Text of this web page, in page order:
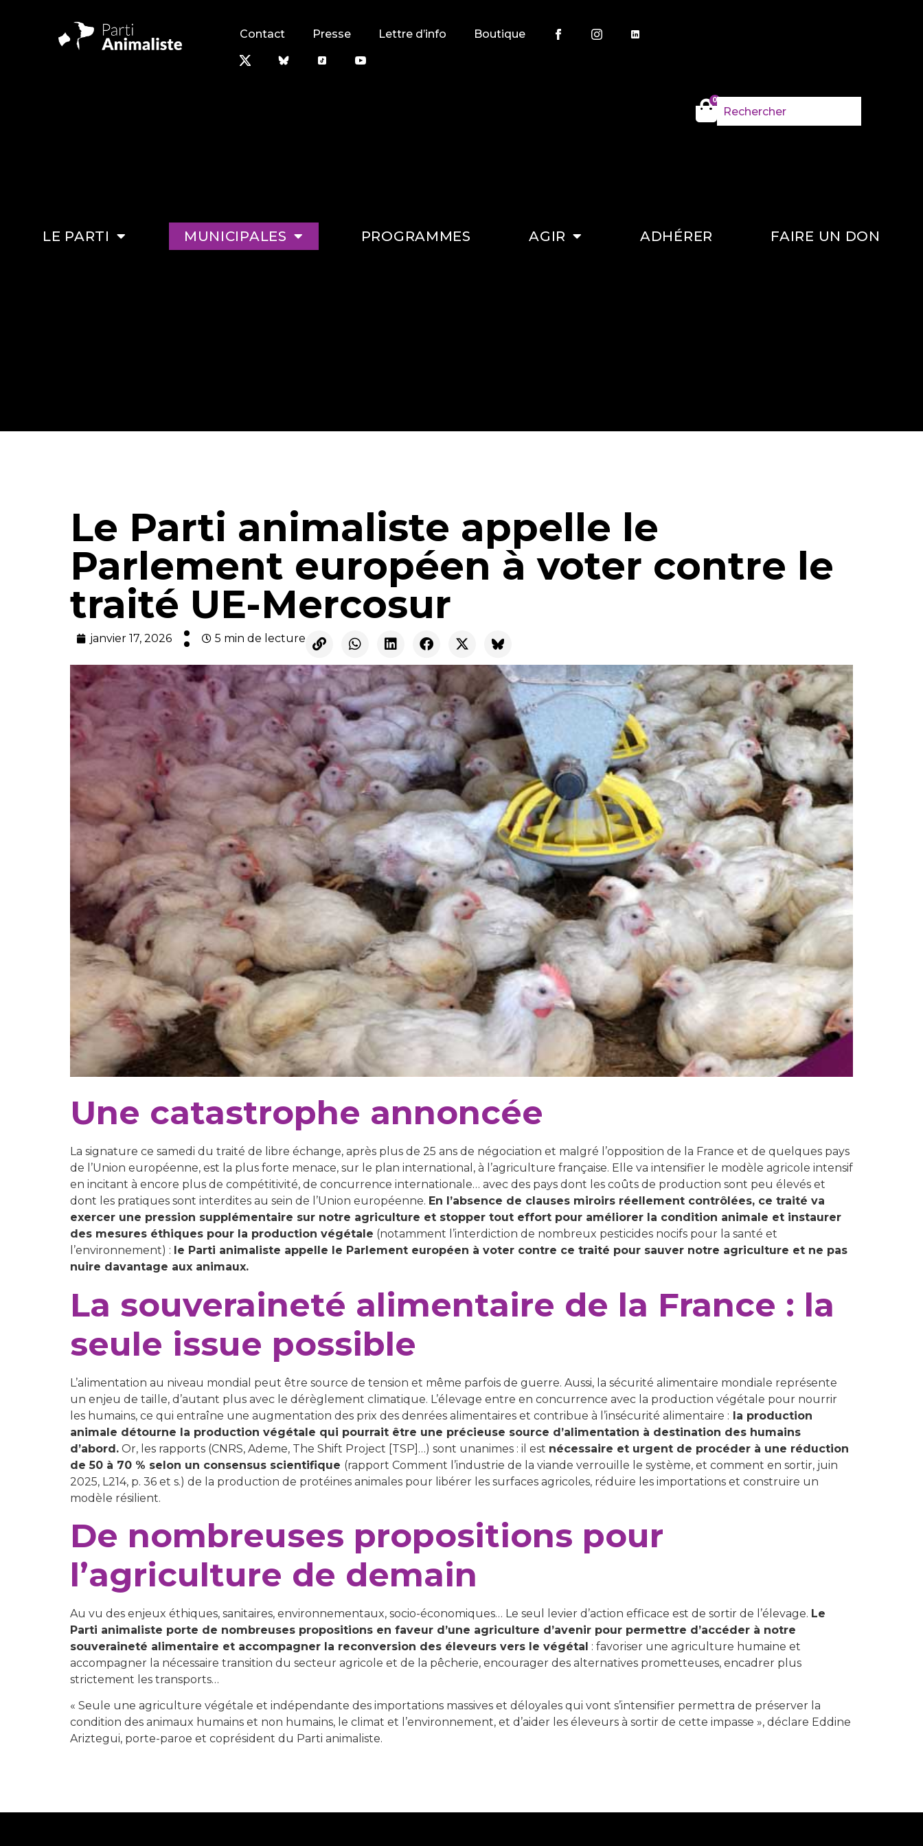
Contact Presse Lettre d’info Boutique
0
LE PARTI MUNICIPALES PROGRAMMES AGIR ADHÉRER FAIRE UN DON
Le Parti animaliste appelle le
Parlement européen à voter contre le
traité UE-Mercosur
janvier 17, 2026 5 min de lecture
Une catastrophe annoncée
La signature ce samedi du traité de libre échange, après plus de 25 ans de négociation et malgré l’opposition de la France et de quelques pays
de l’Union européenne, est la plus forte menace, sur le plan international, à l’agriculture française. Elle va intensifier le modèle agricole intensif
en incitant à encore plus de compétitivité, de concurrence internationale… avec des pays dont les coûts de production sont peu élevés et
dont les pratiques sont interdites au sein de l’Union européenne. En l’absence de clauses miroirs réellement contrôlées, ce traité va
exercer une pression supplémentaire sur notre agriculture et stopper tout effort pour améliorer la condition animale et instaurer
des mesures éthiques pour la production végétale (notamment l’interdiction de nombreux pesticides nocifs pour la santé et
l’environnement) : le Parti animaliste appelle le Parlement européen à voter contre ce traité pour sauver notre agriculture et ne pas
nuire davantage aux animaux.
La souveraineté alimentaire de la France : la
seule issue possible
L’alimentation au niveau mondial peut être source de tension et même parfois de guerre. Aussi, la sécurité alimentaire mondiale représente
un enjeu de taille, d’autant plus avec le dérèglement climatique. L’élevage entre en concurrence avec la production végétale pour nourrir
les humains, ce qui entraîne une augmentation des prix des denrées alimentaires et contribue à l’insécurité alimentaire : la production
animale détourne la production végétale qui pourrait être une précieuse source d’alimentation à destination des humains
d’abord. Or, les rapports (CNRS, Ademe, The Shift Project [TSP]…) sont unanimes : il est nécessaire et urgent de procéder à une réduction
de 50 à 70 % selon un consensus scientifique (rapport Comment l’industrie de la viande verrouille le système, et comment en sortir, juin
2025, L214, p. 36 et s.) de la production de protéines animales pour libérer les surfaces agricoles, réduire les importations et construire un
modèle résilient.
De nombreuses propositions pour
l’agriculture de demain
Au vu des enjeux éthiques, sanitaires, environnementaux, socio-économiques… Le seul levier d’action efficace est de sortir de l’élevage. Le
Parti animaliste porte de nombreuses propositions en faveur d’une agriculture d’avenir pour permettre d’accéder à notre
souveraineté alimentaire et accompagner la reconversion des éleveurs vers le végétal : favoriser une agriculture humaine et
accompagner la nécessaire transition du secteur agricole et de la pêcherie, encourager des alternatives prometteuses, encadrer plus
strictement les transports…
« Seule une agriculture végétale et indépendante des importations massives et déloyales qui vont s’intensifier permettra de préserver la
condition des animaux humains et non humains, le climat et l’environnement, et d’aider les éleveurs à sortir de cette impasse », déclare Eddine
Ariztegui, porte-paroe et coprésident du Parti animaliste.